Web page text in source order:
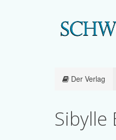
Der Verlag
Sibylle